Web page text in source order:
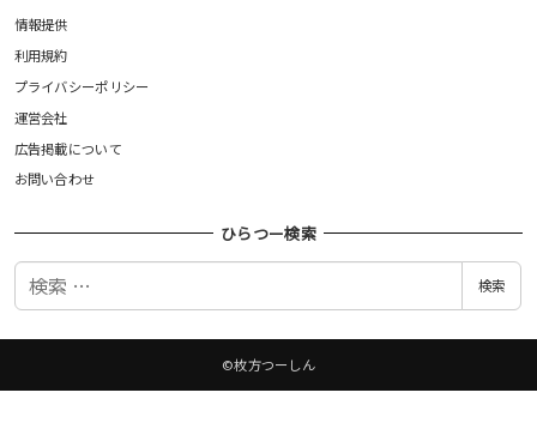
情報提供
利用規約
プライバシーポリシー
運営会社
広告掲載について
お問い合わせ
ひらつー検索
検
検索
©枚方つーしん